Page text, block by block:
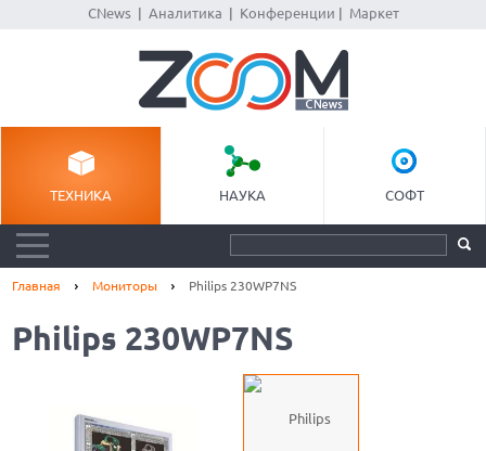
CNews| Аналитика Конференции Маркет
ТЕХНИКА НАУКА СОФТ
Главная Мониторы Philips 230WP7NS
Philips 230WP7NS